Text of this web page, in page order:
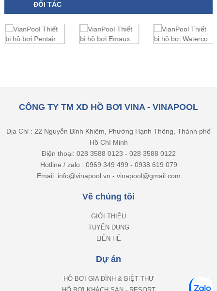
ĐỐI TÁC
CÔNG TY TM XD HỒ BƠI VINA - VINAPOOL
Địa Chỉ : 22 Nguyễn Bỉnh Khiêm, Phường Hạnh Thông, Thành phố
Hồ Chí Minh
Điện thoại: 028 3588 0123 - 028 3588 0122
Hotline / zalo : 0969 349 499 - 0938 619 079
Email: info@vinapool.vn - vinapool@gmail.com
Về chúng tôi
GIỚI THIỆU
TUYỂN DỤNG
LIÊN HỆ
Dự án
HỒ BƠI GIA ĐÌNH & BIỆT THỰ
HỒ BƠI KHÁCH SẠN - RESORT